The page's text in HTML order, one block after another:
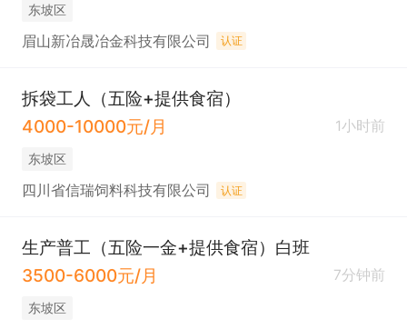
东坡区
眉山新冶晟冶金科技有限公司 认证
拆袋工人（五险+提供食宿）
4000-10000元/月
1小时前
东坡区
四川省信瑞饲料科技有限公司 认证
生产普工（五险一金+提供食宿）白班
3500-6000元/月
7分钟前
东坡区